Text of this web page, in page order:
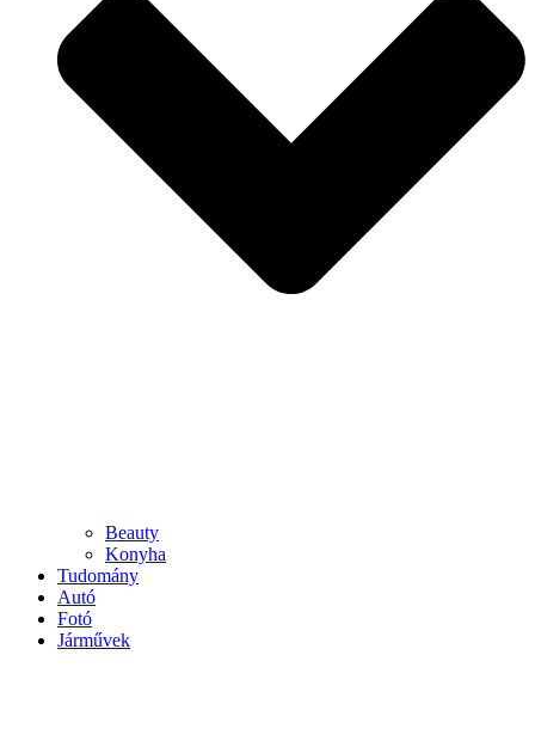
Beauty
Konyha
Tudomány
Autó
Fotó
Járművek